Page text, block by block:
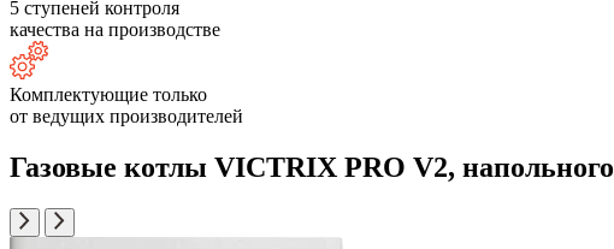
5 ступеней контроля
качества на производстве
Комплектующие только
от ведущих производителей
Газовые котлы VICTRIX PRO V2,